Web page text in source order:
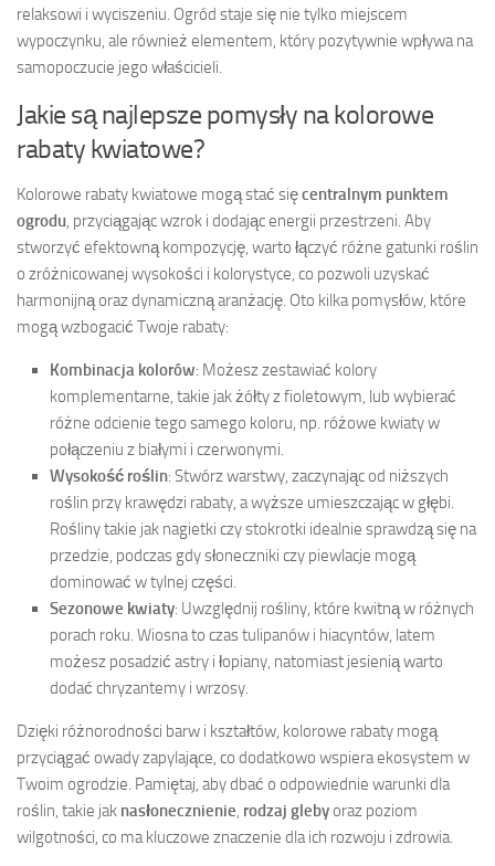
relaksowi i wyciszeniu. Ogród staje się nie tylko miejscem
wypoczynku, ale również elementem, który pozytywnie wpływa na
samopoczucie jego właścicieli.
Jakie są najlepsze pomysły na kolorowe
rabaty kwiatowe?
Kolorowe rabaty kwiatowe mogą stać sięcentralnym punktem
ogrodu , przyciągając wzrok i dodając energii przestrzeni. Aby
stworzyć efektowną kompozycję, warto łączyć różne gatunki roślin
o zróżnicowanej wysokości i kolorystyce, co pozwoli uzyskać
harmonijną oraz dynamiczną aranżację. Oto kilka pomysłów, które
mogą wzbogacić Twoje rabaty:
Kombinacja kolorów: Możesz zestawiać kolory
komplementarne, takie jak żółty z fioletowym, lub wybierać
różne odcienie tego samego koloru, np. różowe kwiaty w
połączeniu z białymi i czerwonymi.
Wysokość roślin: Stwórz warstwy, zaczynając od niższych
roślin przy krawędzi rabaty, a wyższe umieszczając w głębi.
Rośliny takie jak nagietki czy stokrotki idealnie sprawdzą się na
przedzie, podczas gdy słoneczniki czy piewlacje mogą
dominować w tylnej części.
Sezonowe kwiaty: Uwzględnij rośliny, które kwitną w różnych
porach roku. Wiosna to czas tulipanów i hiacyntów, latem
możesz posadzić astry i łopiany, natomiast jesienią warto
dodać chryzantemy i wrzosy.
Dzięki różnorodności barw i kształtów, kolorowe rabaty mogą
przyciągać owady zapylające, co dodatkowo wspiera ekosystem w
Twoim ogrodzie. Pamiętaj, aby dbać o odpowiednie warunki dla
roślin, takie jak nasłonecznienie rodzaj glebyoraz poziom
wilgotności, co ma kluczowe znaczenie dla ich rozwoju i zdrowia.